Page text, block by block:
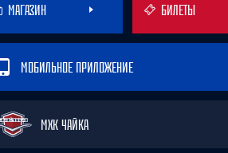
МАГАЗИН БИЛЕТЫ
МОБИЛЬНОЕ ПРИЛОЖЕНИЕ
МХК ЧАЙКА